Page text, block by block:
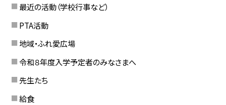
最近の活動（学校行事など）
PTA活動
地域・ふれ愛広場
令和８年度入学予定者のみなさまへ
先生たち
給食